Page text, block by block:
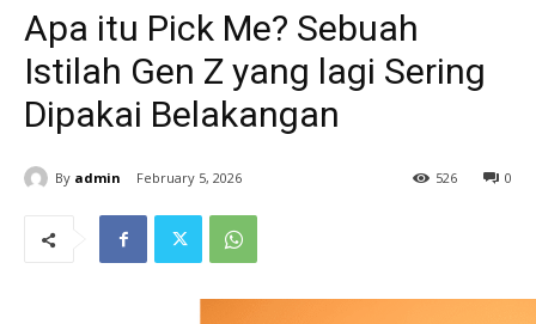
Apa itu Pick Me? Sebuah
Istilah Gen Z yang lagi Sering
Dipakai Belakangan
By admin February 5, 2026 0
526